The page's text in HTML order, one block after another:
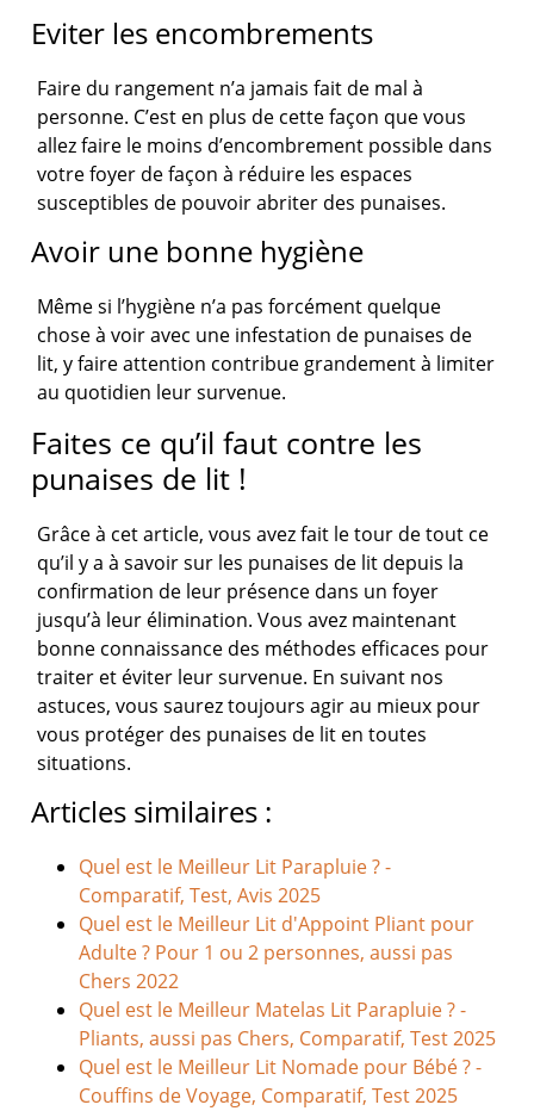
Eviter les encombrements
Faire du rangement n’a jamais fait de mal à
personne. C’est en plus de cette façon que vous
allez faire le moins d’encombrement possible dans
votre foyer de façon à réduire les espaces
susceptibles de pouvoir abriter des punaises.
Avoir une bonne hygiène
Même si l’hygiène n’a pas forcément quelque
chose à voir avec une infestation de punaises de
lit, y faire attention contribue grandement à limiter
au quotidien leur survenue.
Faites ce qu’il faut contre les
punaises de lit !
Grâce à cet article, vous avez fait le tour de tout ce
qu’il y a à savoir sur les punaises de lit depuis la
confirmation de leur présence dans un foyer
jusqu’à leur élimination. Vous avez maintenant
bonne connaissance des méthodes efficaces pour
traiter et éviter leur survenue. En suivant nos
astuces, vous saurez toujours agir au mieux pour
vous protéger des punaises de lit en toutes
situations.
Articles similaires :
Quel est le Meilleur Lit Parapluie ? -
Comparatif, Test, Avis 2025
Quel est le Meilleur Lit d'Appoint Pliant pour
Adulte ? Pour 1 ou 2 personnes, aussi pas
Chers 2022
Quel est le Meilleur Matelas Lit Parapluie ? -
Pliants, aussi pas Chers, Comparatif, Test 2025
Quel est le Meilleur Lit Nomade pour Bébé ? -
Couffins de Voyage, Comparatif, Test 2025